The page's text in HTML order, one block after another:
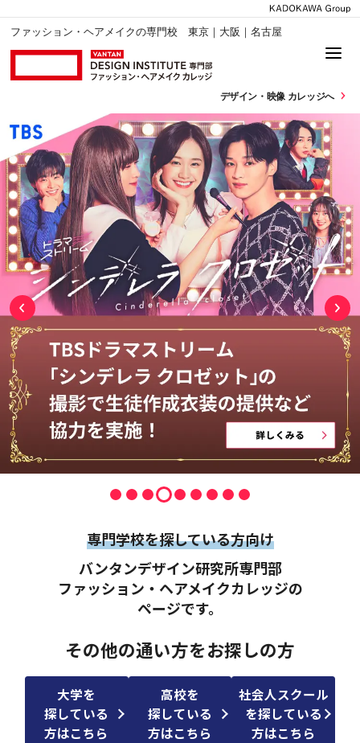
ファッション・ヘアメイクの専門校 東京｜大阪｜名古屋
デザイン・ 映像 カレッジへ
専門学校を探している方向け
バンタンデザイン研究所専門部
ファッション・ヘアメイクカレッジの
ページです。
その他の通い方をお探しの方
大学を
探している
方はこちら
高校を
探している
方はこちら
社会人スクール
を探している
方はこちら